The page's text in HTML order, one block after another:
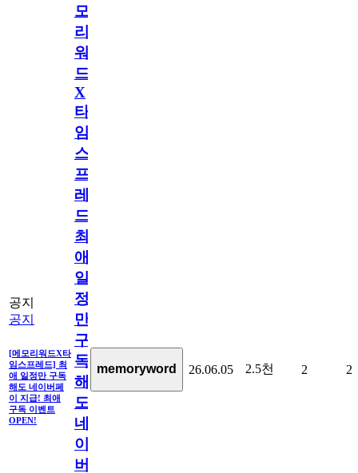
공지
공지
[메모리워드X타
임스프레드] 최
애 일정만 구독
해도 네이버페
이 지급! 최애
구독 이벤트
OPEN!
모
리
워
드
X
타
임
스
프
레
드]
최
애
일
정
만
구
독
해
도
네
이
버
memoryword 26.06.05 2.5천 2 2